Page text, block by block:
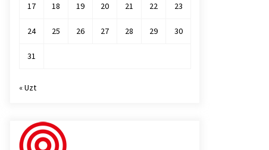
17 18 19 20 21 22 23
24 25 26 27 28 29 30
31
« Uzt